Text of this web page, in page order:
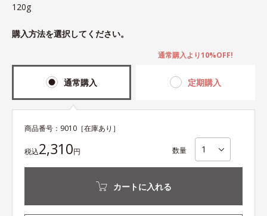
120g
購入方法を選択してください。
通常購入 定期購入
通常購入より10%OFF!
商品番号： 9010 ［在庫あり］
税込2,310円 数量
カートに入れる